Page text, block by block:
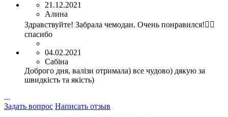
21.12.2021
Алина
Здравствуйте! Забрала чемодан. Очень понравился!👍🏻
спасибо
04.02.2021
Сабіна
Доброго дня, валізи отримала) все чудово) дякую за
швидкість та якість)
...
Задать вопрос Написать отзыв